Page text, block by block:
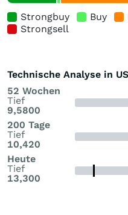
Strongbuy Buy
Strongsell
Technische Analyse in
52 Wochen
Tief
9,5800
200 Tage
Tief
10,420
Heute
Tief
13,300